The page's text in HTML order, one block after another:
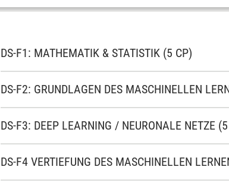
DS-F1: MATHEMATIK & STATISTIK (5 CP)
DS-F2: GRUNDLAGEN DES MASCHINELLEN
DS-F3: DEEP LEARNING / NEURONALE NETZE
DS-F4 VERTIEFUNG DES MASCHINELLEN